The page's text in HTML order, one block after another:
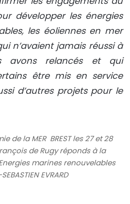
développer les énergies
les éoliennes en mer
n’avaient jamais réussi à
avons relancés et qui
être mis en service
d’autres projets pour le
de la MER  BREST les 27 et 28
de Rugy réponds à la
marines renouvelables
EVRARD